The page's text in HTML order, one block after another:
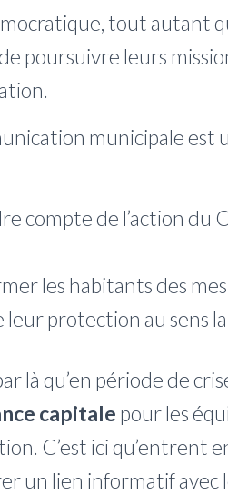
tout autant
poursuivre leurs
.
municipale est
compte de l’action du
les habitants des
leur protection au sens
là qu’en période de
capitale pour les
C’est ici qu’entrent
un lien informatif avec